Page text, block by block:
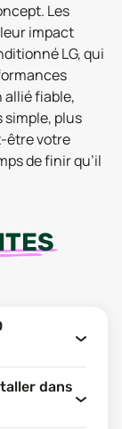
Les
impact
LG, qui
allié fiable,
simple, plus
être votre
de finir qu’il
dans